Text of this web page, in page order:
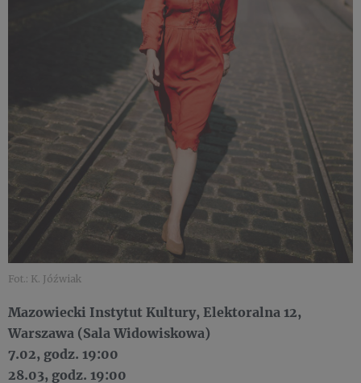
Fot.: K. Jóźwiak
Mazowiecki Instytut Kultury, Elektoralna 12,
Warszawa (Sala Widowiskowa)
7.02, godz. 19:00
28.03, godz. 19:00